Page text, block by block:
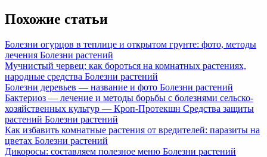
Похожие статьи
Болезни огурцов в теплице и открытом грунте: фото, методы
лечения Болезни растений
Мучнистый червец: как бороться на комнатных растениях,
народные средства Болезни растений
Болезни деревьев — название и фото Болезни растений
Бактериоз — лечение и методы борьбы с болезнями сельско-
хозяйственных культур — Кроп-Протекшн Средства защиты
растений Болезни растений
Как избавить комнатные растения от вредителей: паразиты на
цветах Болезни растений
Дикоросы: составляем полезное меню Болезни растений